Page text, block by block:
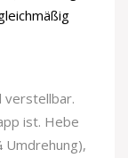
verstellbar.
ist. Hebe
Umdrehung),